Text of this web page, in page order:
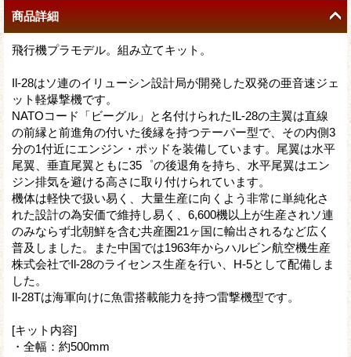
商品詳細
飛行機プラモデル。組み立てキット。
Il-28はソ連のイリューシン設計局が開発した双発の亜音速ジェ
ット軽爆撃機です。
NATOコード「ビーグル」と名付けられたIL-28の主翼は直線
の前縁と前進角の付いた後縁を持つテーパー型で、その内側3
分の1付近にエンジン・ポッドを装備しています。尾翼は水平
尾翼、垂直尾翼ともに35゜の後退角を持ち、水平尾翼はエン
ジン排気を避ける高さに取り付けられています。
機体は軽快で扱い易く、大量生産に向くよう非常に単純化さ
れた設計の為安価で維持し易く、6,600機以上が生産されソ連
のみならず北朝鮮を含む共産圏21ヶ国に輸出されるなど広く
普及しました。また中国では1963年からハルビン航空機生産
株式会社でIl-28のライセンス生産を行い、H-5として配備しま
した。
Il-28Tは海軍向けに魚雷搭載能力を持つ雷撃機型です。
[キット内容]
・全幅：約500mm